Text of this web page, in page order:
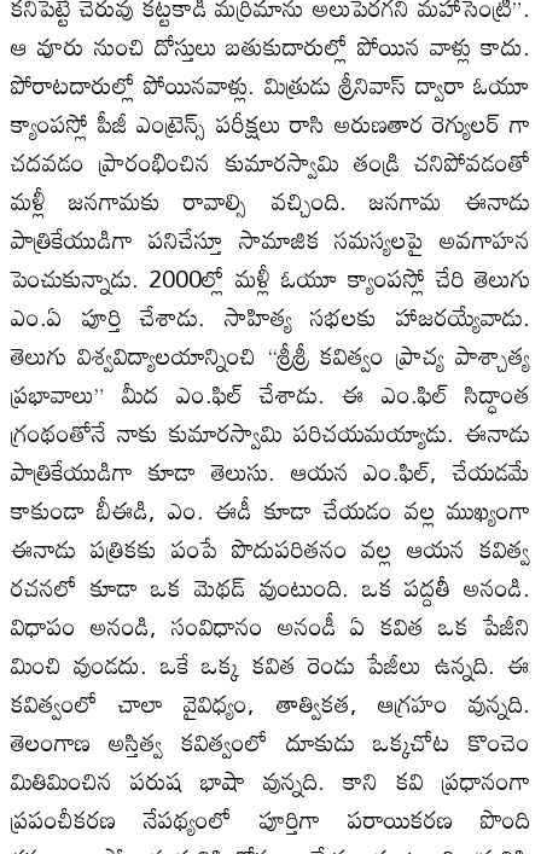
ఆ వూరు నుంచి దోస్తులు బతుకుదారుల్లో పోయిన వాళ్లు కాదు.
పోరాటదారుల్లో పోయినవాళ్లు. మిత్రుడు శ్రీనివాస్ ద్వారా ఓయూ
క్యాంపస్లో పీజీ ఎంట్రెన్స్ పరీక్షలు రాసి అరుణతార రెగ్యులర్ గా
చదవడం ప్రారంభించిన కుమారస్వామి తండ్రి చనిపోవడంతో
మళ్లీ జనగామకు రావాల్సి వచ్చింది. జనగామ ఈనాడు
పాత్రికేయుడిగా పనిచేస్తూ సామాజిక సమస్యలపై అవగాహన
పెంచుకున్నాడు. 2000ల్లో మళ్లీ ఓయూ క్యాంపస్లో చేరి తెలుగు
ఎం.ఏ పూర్తి చేశాడు. సాహిత్య సభలకు హాజరయ్యేవాడు.
తెలుగు విశ్వవిద్యాలయాన్నించి “శ్రీశ్రీ కవిత్వం ప్రాచ్య పాశ్చాత్య
ప్రభావాలు” మీద ఎం.ఫిల్ చేశాడు. ఈ ఎం.ఫిల్ సిద్ధాంత
గ్రంథంతోనే నాకు కుమారస్వామి పరిచయమయ్యాడు. ఈనాడు
పాత్రికేయుడిగా కూడా తెలుసు. ఆయన ఎం.ఫిల్, చేయడమే
కాకుండా బీఈడి, ఎం. ఈడీ కూడా చేయడం వల్ల ముఖ్యంగా
ఈనాడు పత్రికకు పంపే పొదుపరితనం వల్ల ఆయన కవిత్వ
రచనలో కూడా ఒక మెథడ్ వుంటుంది. ఒక పద్దతీ అనండి.
విధాపం అనండి, సంవిధానం అనండీ ఏ కవిత ఒక పేజీని
మించి వుండదు. ఒకే ఒక్క కవిత రెండు పేజీలు ఉన్నది. ఈ
కవిత్వంలో చాలా వైవిధ్యం, తాత్వికత, ఆగ్రహం వున్నది.
తెలంగాణ అస్తిత్వ కవిత్వంలో దూకుడు ఒక్కచోట కొంచెం
మితిమించిన పరుష భాషా వున్నది. కాని కవి ప్రధానంగా
ప్రపంచీకరణ నేపథ్యంలో పూర్తిగా పరాయికరణ పొంది